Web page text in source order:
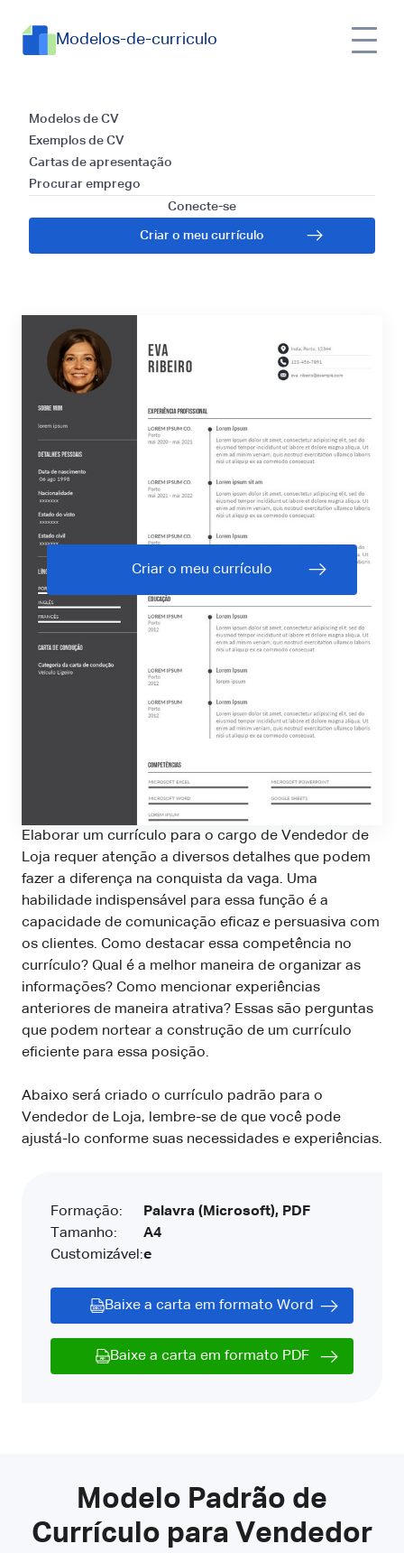
Modelos-de-curriculo
Modelos de CV
Exemplos de CV
Cartas de apresentação
Procurar emprego
Conecte-se
Criar o meu currículo
Como Elaborar um
Currículo Atrativo
para Vendedor de
Loja
Criar o meu currículo
Elaborar um currículo para o cargo de Vendedor de
Loja requer atenção a diversos detalhes que podem
fazer a diferença na conquista da vaga. Uma
habilidade indispensável para essa função é a
capacidade de comunicação eficaz e persuasiva com
os clientes. Como destacar essa competência no
currículo? Qual é a melhor maneira de organizar as
informações? Como mencionar experiências
anteriores de maneira atrativa? Essas são perguntas
que podem nortear a construção de um currículo
eficiente para essa posição.
Abaixo será criado o currículo padrão para o
Vendedor de Loja, lembre-se de que você pode
ajustá-lo conforme suas necessidades e experiências.
Formação:
Tamanho:
Customizável:
Palavra (Microsoft), PDF
A4
e
Baixe a carta em formato Word
Baixe a carta em formato PDF
Modelo Padrão de
Currículo para Vendedor